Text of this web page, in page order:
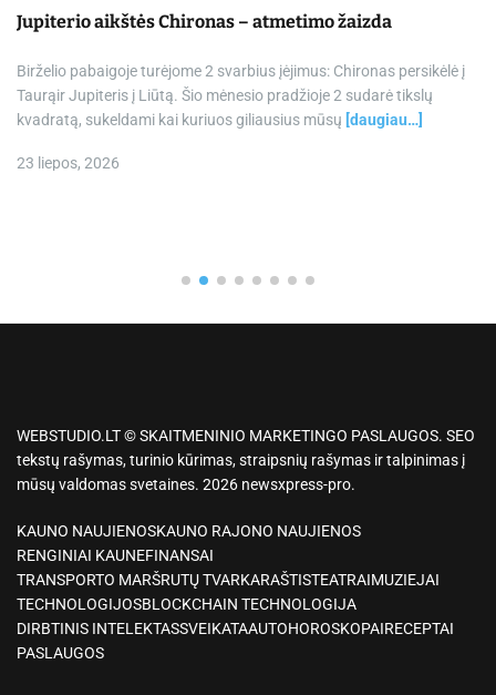
Jupiterio aikštės Chironas – atmetimo žaizda
Birželio pabaigoje turėjome 2 svarbius įėjimus: Chironas persikėlė į
Taurąir Jupiteris į Liūtą. Šio mėnesio pradžioje 2 sudarė tikslų
kvadratą, sukeldami kai kuriuos giliausius mūsų [daugiau…]
23 liepos, 2026
WEBSTUDIO.LT © SKAITMENINIO MARKETINGO PASLAUGOS. SEO
tekstų rašymas, turinio kūrimas, straipsnių rašymas ir talpinimas į
mūsų valdomas svetaines. 2026 newsxpress-pro.
KAUNO NAUJIENOSKAUNO RAJONO NAUJIENOS
RENGINIAI KAUNEFINANSAI
TRANSPORTO MARŠRUTŲ TVARKARAŠTISTEATRAIMUZIEJAI
TECHNOLOGIJOSBLOCKCHAIN TECHNOLOGIJA
DIRBTINIS INTELEKTASSVEIKATAAUTOHOROSKOPAIRECEPTAI
PASLAUGOS